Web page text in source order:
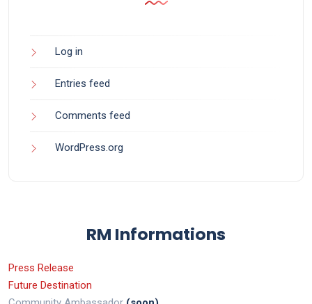
Log in
Entries feed
Comments feed
WordPress.org
RM Informations
Press Release
Future Destination